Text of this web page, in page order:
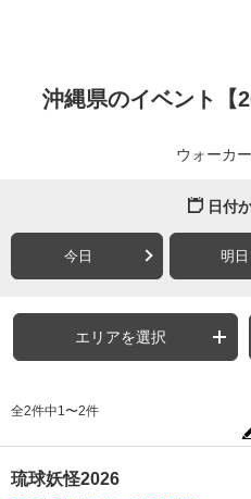
沖縄県のイベント【
ウォーカ
日付
今日 明日
エリアを選択
全2件中1〜2件
琉球妖怪2026